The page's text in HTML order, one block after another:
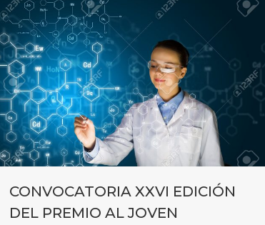
CONVOCATORIA XXVI EDICIÓN
DEL PREMIO AL JOVEN